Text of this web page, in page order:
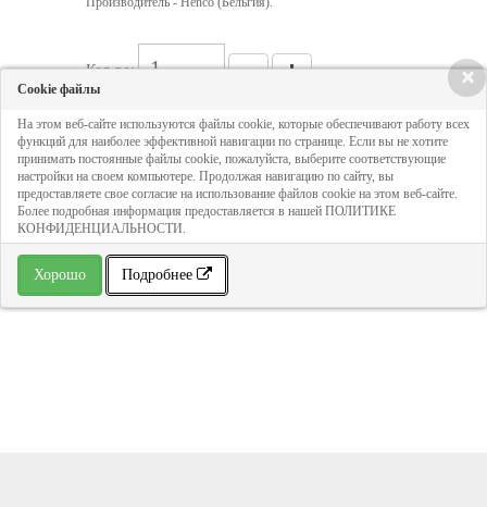
Кол-во:
163 руб
ДОБАВИТЬ В КОРЗИНУ
» В избранное
×
Cookie файлы
На этом веб-сайте используются файлы cookie, которые обеспечивают работу всех
функций для наиболее эффективной навигации по странице. Если вы не хотите
принимать постоянные файлы cookie, пожалуйста, выберите соответствующие
настройки на своем компьютере. Продолжая навигацию по сайту, вы
предоставляете свое согласие на использование файлов cookie на этом веб-сайте.
Более подробная информация предоставляется в нашей ПОЛИТИКЕ
КОНФИДЕНЦИАЛЬНОСТИ.
Хорошо Подробнее